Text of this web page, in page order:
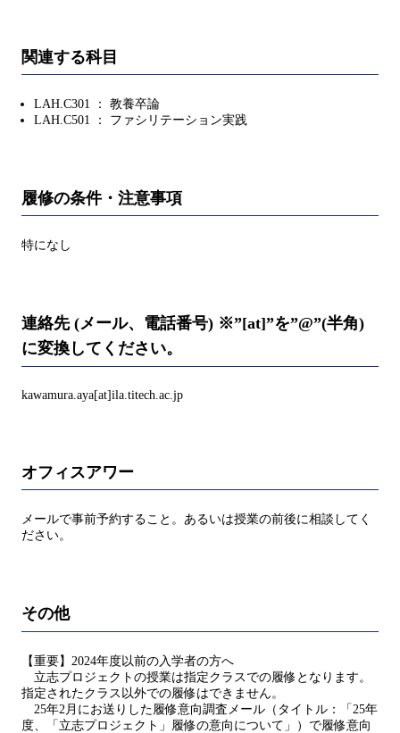
関連する科目
LAH.C301 ： 教養卒論
LAH.C501 ： ファシリテーション実践
履修の条件・注意事項
特になし
連絡先 (メール、電話番号) ※”[at]”を”@”(半角)
に変換してください。
kawamura.aya[at]ila.titech.ac.jp
オフィスアワー
メールで事前予約すること。あるいは授業の前後に相談してく
ださい。
その他
【重要】2024年度以前の入学者の方へ
立志プロジェクトの授業は指定クラスでの履修となります。
指定されたクラス以外での履修はできません。
25年2月にお送りした履修意向調査メール（タイトル：「25年
度、「立志プロジェクト」履修の意向について」）で履修意向